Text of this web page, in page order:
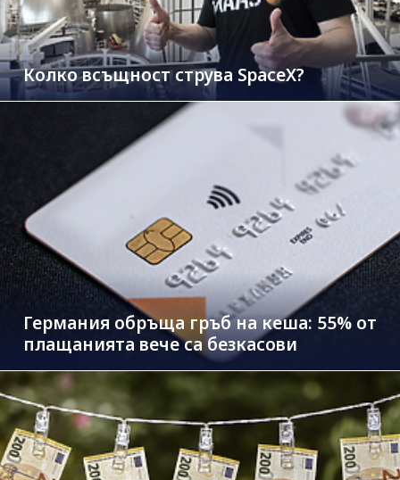
Колко всъщност струва SpaceX?
Германия обръща гръб на кеша: 55% от
плащанията вече са безкасови